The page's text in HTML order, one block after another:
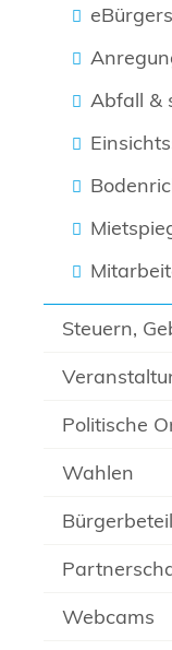
Abfall &
Steuern,
Politische
Wahlen
Webcams